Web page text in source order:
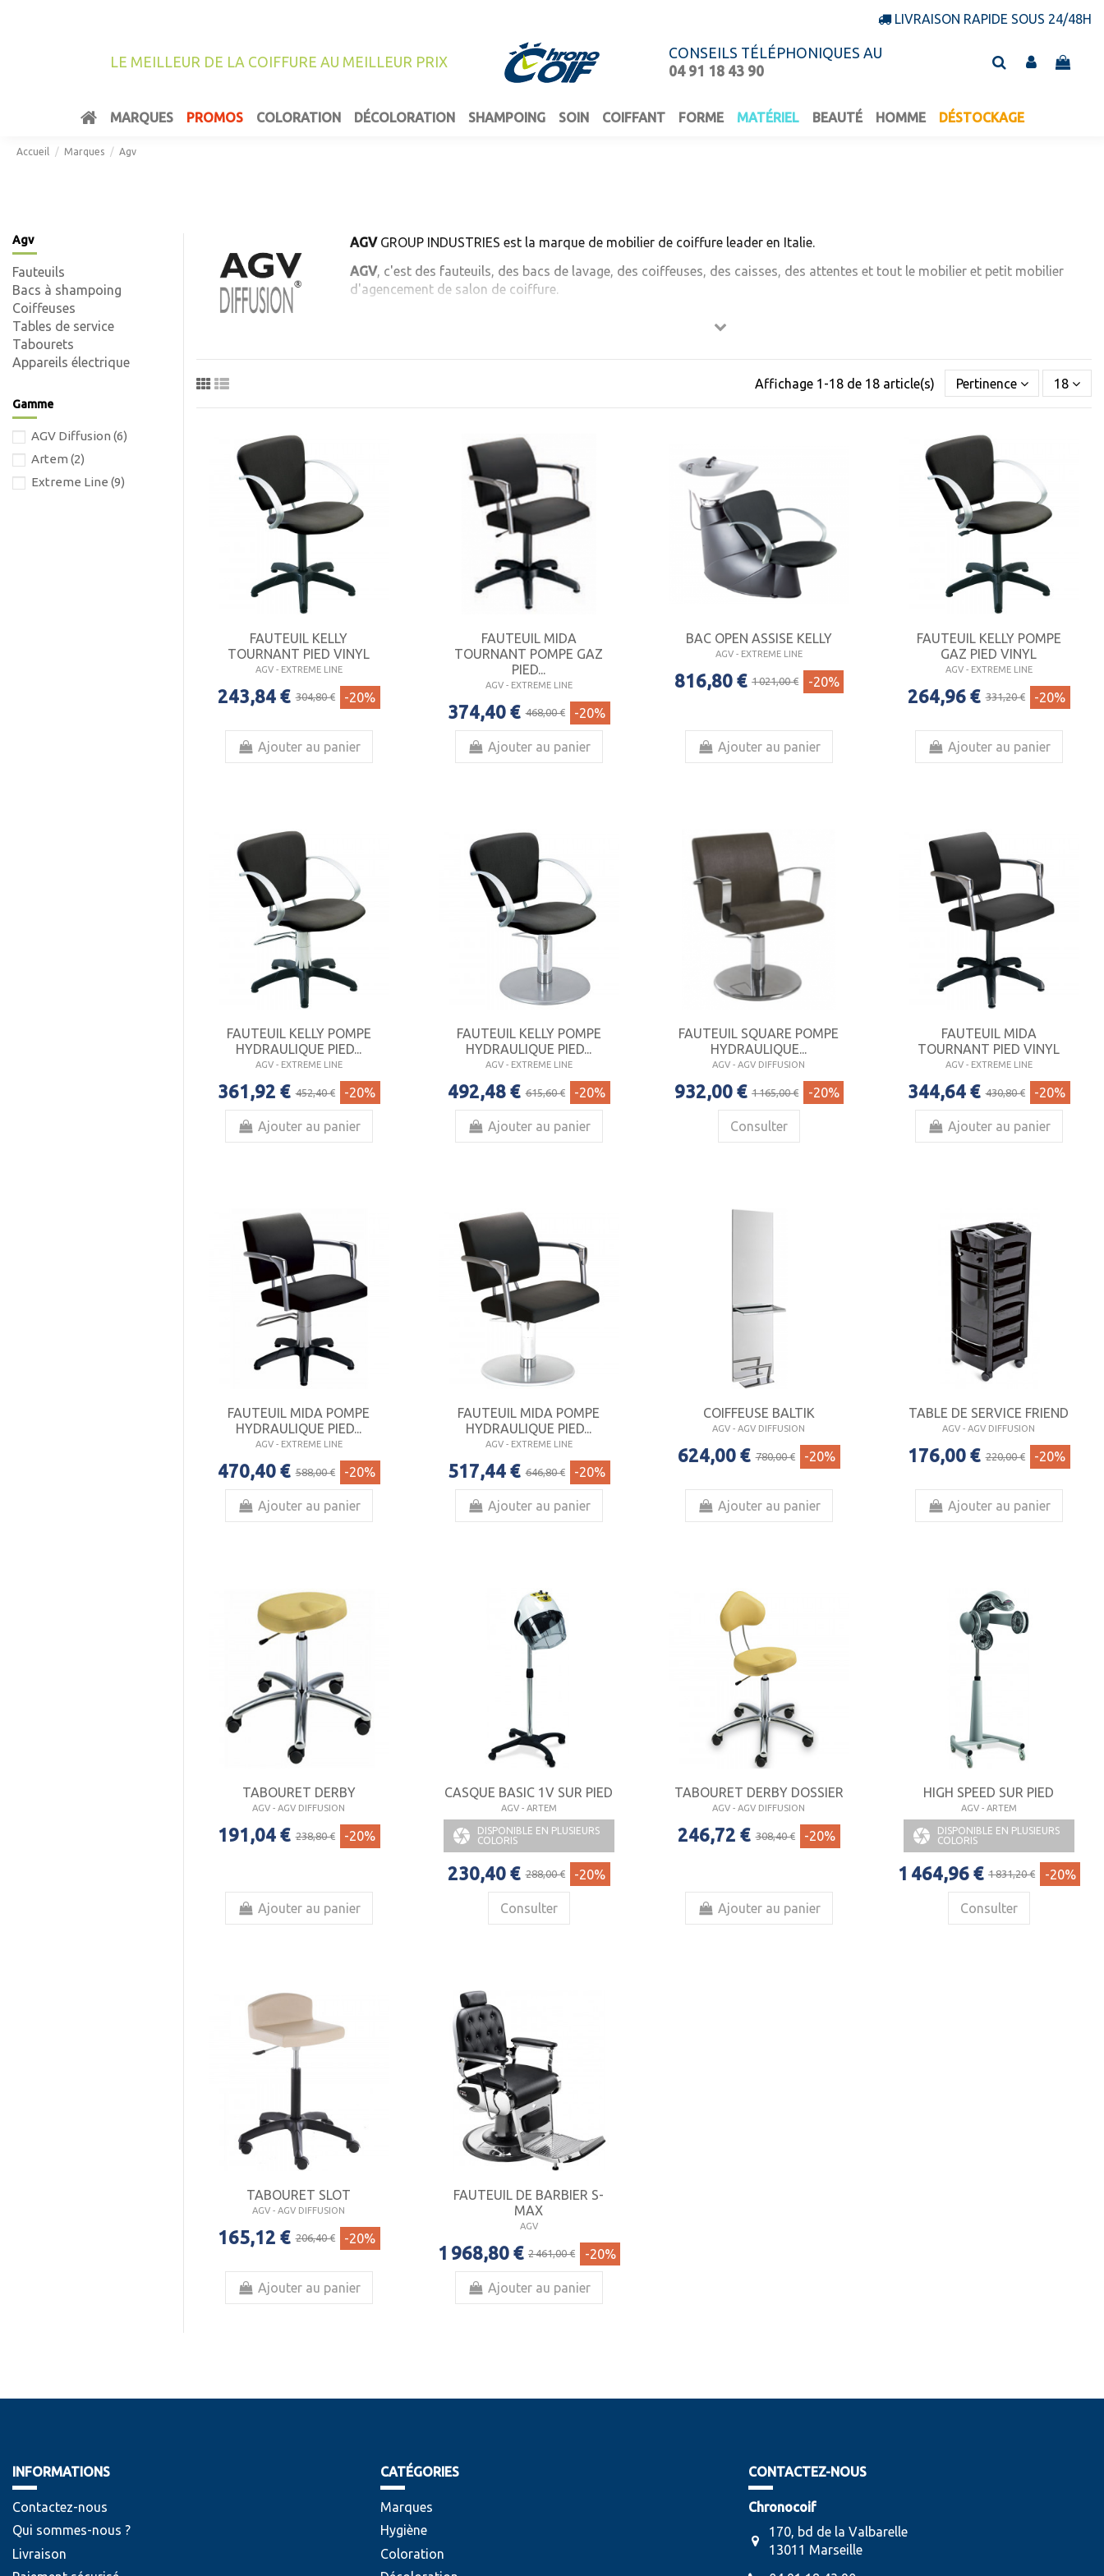
LIVRAISON RAPIDE SOUS 24/48H
LE MEILLEUR DE LA COIFFURE AU MEILLEUR PRIX
CONSEILS TÉLÉPHONIQUES AU
04 91 18 43 90
MARQUES PROMOS COLORATION DÉCOLORATION SHAMPOING SOIN COIFFANT FORME MATÉRIEL BEAUTÉ HOMME DÉSTOCKAGE
Accueil Marques Agv
AGV GROUP INDUSTRIES est la marque de mobilier de coiffure leader en Italie.
AGV, c'est des fauteuils, des bacs de lavage, des coiffeuses, des caisses, des attentes et tout le mobilier et petit mobilier
d'agencement de salon de coiffure.
Pour les salons d'esthétique, la gamme
propose des tables de massage, des fauteuils de maquillage, des tables
manucure, et tous les appareils électriques d'esthétique du haute fréquence au courant galvanique.
Affichage 1-18 de 18 article(s) Pertinence 18
FAUTEUIL KELLY
TOURNANT PIED VINYL
AGV - EXTREME LINE
243,84 € 304,80 € -20%
Ajouter au panier
FAUTEUIL MIDA
TOURNANT POMPE GAZ
PIED...
AGV - EXTREME LINE
374,40 € 468,00 € -20%
Ajouter au panier
BAC OPEN ASSISE KELLY
AGV - EXTREME LINE
816,80 € 1 021,00 € -20%
Ajouter au panier
FAUTEUIL KELLY POMPE
GAZ PIED VINYL
AGV - EXTREME LINE
264,96 € 331,20 € -20%
Ajouter au panier
FAUTEUIL KELLY POMPE
HYDRAULIQUE PIED...
AGV - EXTREME LINE
361,92 € 452,40 € -20%
Ajouter au panier
FAUTEUIL KELLY POMPE
HYDRAULIQUE PIED...
AGV - EXTREME LINE
492,48 € 615,60 € -20%
Ajouter au panier
FAUTEUIL SQUARE POMPE
HYDRAULIQUE...
AGV - AGV DIFFUSION
932,00 € 1 165,00 € -20%
Consulter
FAUTEUIL MIDA
TOURNANT PIED VINYL
AGV - EXTREME LINE
344,64 € 430,80 € -20%
Ajouter au panier
FAUTEUIL MIDA POMPE
HYDRAULIQUE PIED...
AGV - EXTREME LINE
470,40 € 588,00 € -20%
Ajouter au panier
FAUTEUIL MIDA POMPE
HYDRAULIQUE PIED...
AGV - EXTREME LINE
517,44 € 646,80 € -20%
Ajouter au panier
COIFFEUSE BALTIK
AGV - AGV DIFFUSION
624,00 € 780,00 € -20%
Ajouter au panier
TABLE DE SERVICE FRIEND
AGV - AGV DIFFUSION
176,00 € 220,00 € -20%
Ajouter au panier
TABOURET DERBY
AGV - AGV DIFFUSION
191,04 € 238,80 € -20%
Ajouter au panier
CASQUE BASIC 1V SUR PIED
AGV - ARTEM

DISPONIBLE EN PLUSIEURS
COLORIS
230,40 € 288,00 € -20%
Consulter
TABOURET DERBY DOSSIER
AGV - AGV DIFFUSION
246,72 € 308,40 € -20%
Ajouter au panier
HIGH SPEED SUR PIED
AGV - ARTEM

DISPONIBLE EN PLUSIEURS
COLORIS
1 464,96 € 1 831,20 € -20%
Consulter
TABOURET SLOT
AGV - AGV DIFFUSION
165,12 € 206,40 € -20%
Ajouter au panier
FAUTEUIL DE BARBIER S-
MAX
AGV
1 968,80 € 2 461,00 € -20%
Ajouter au panier
Agv
Fauteuils
Bacs à shampoing
Coiffeuses
Tables de service
Tabourets
Appareils électrique
Gamme
AGV Diffusion (6)
Artem (2)
Extreme Line (9)
INFORMATIONS
Contactez-nous
Qui sommes-nous ?
Livraison
CATÉGORIES
Marques
Hygiène
Coloration
CONTACTEZ-NOUS
Chronocoif
170, bd de la Valbarelle
13011 Marseille